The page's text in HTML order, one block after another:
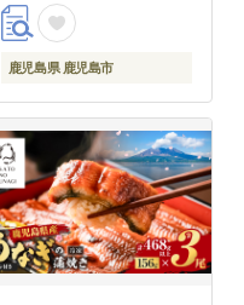
鹿児島県 鹿児島市